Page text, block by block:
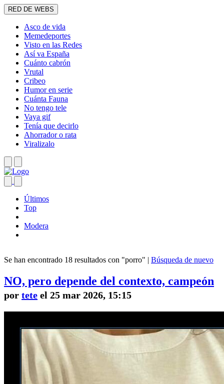
RED DE WEBS
Asco de vida
Memedeportes
Visto en las Redes
Así va España
Cuánto cabrón
Vrutal
Cribeo
Humor en serie
Cuánta Fauna
No tengo tele
Vaya gif
Tenía que decirlo
Ahorrador o rata
Viralizalo
Últimos
Top
Modera
Se han encontrado 18 resultados con "porro" | Búsqueda de nuevo
NO, pero depende del contexto, campeón
por tete el 25 mar 2026, 15:15